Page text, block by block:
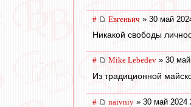
# Евгеньич » 30 май
Никакой свободы
# Mike Lebedev » 30
Из традиционной
# naivniy » 30 май 2024